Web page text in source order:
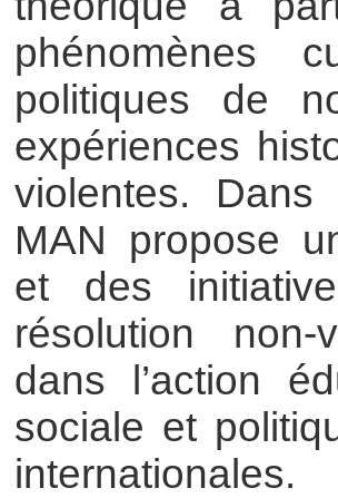
phénomènes
politiques de
expériences
violentes. Dans
MAN propose
et des
résolution
dans l’action
sociale et
internationales.